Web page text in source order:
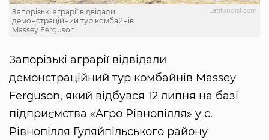
Latifundist.com
Запорізькі аграрії відвідали
демонстраційний тур комбайнів
Massey Ferguson
Запорізькі аграрії відвідали
демонстраційний тур комбайнів Massey
Ferguson, який відбувся 12 липня на базі
підприємства «Агро Рівнопілля» у с.
Рівнопілля Гуляйпільського району